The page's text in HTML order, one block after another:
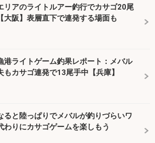
リアのライトルアー釣行でカサゴ20尾
大阪】表層直下で連発する場面も
港ライトゲーム釣果レポート：メバル
もカサゴ連発で13尾手中【兵庫】
ると陸っぱりでメバルが釣りづらいワ
りにカサゴゲームを楽しもう